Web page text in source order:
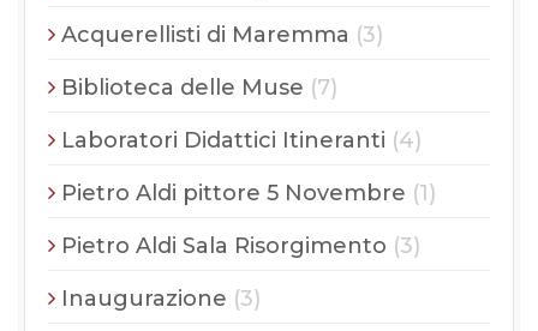
Acquerellisti di Maremma (3)
Biblioteca delle Muse (7)
Laboratori Didattici Itineranti (4)
Pietro Aldi pittore 5 Novembre (1)
Pietro Aldi Sala Risorgimento (3)
Inaugurazione (3)